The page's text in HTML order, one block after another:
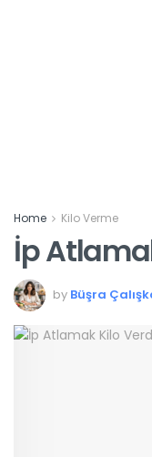
Home Kilo Verme
İp
by Büşra